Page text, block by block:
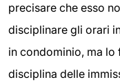
precisare che esso
disciplinare gli orari
in condominio, ma lo
disciplina delle